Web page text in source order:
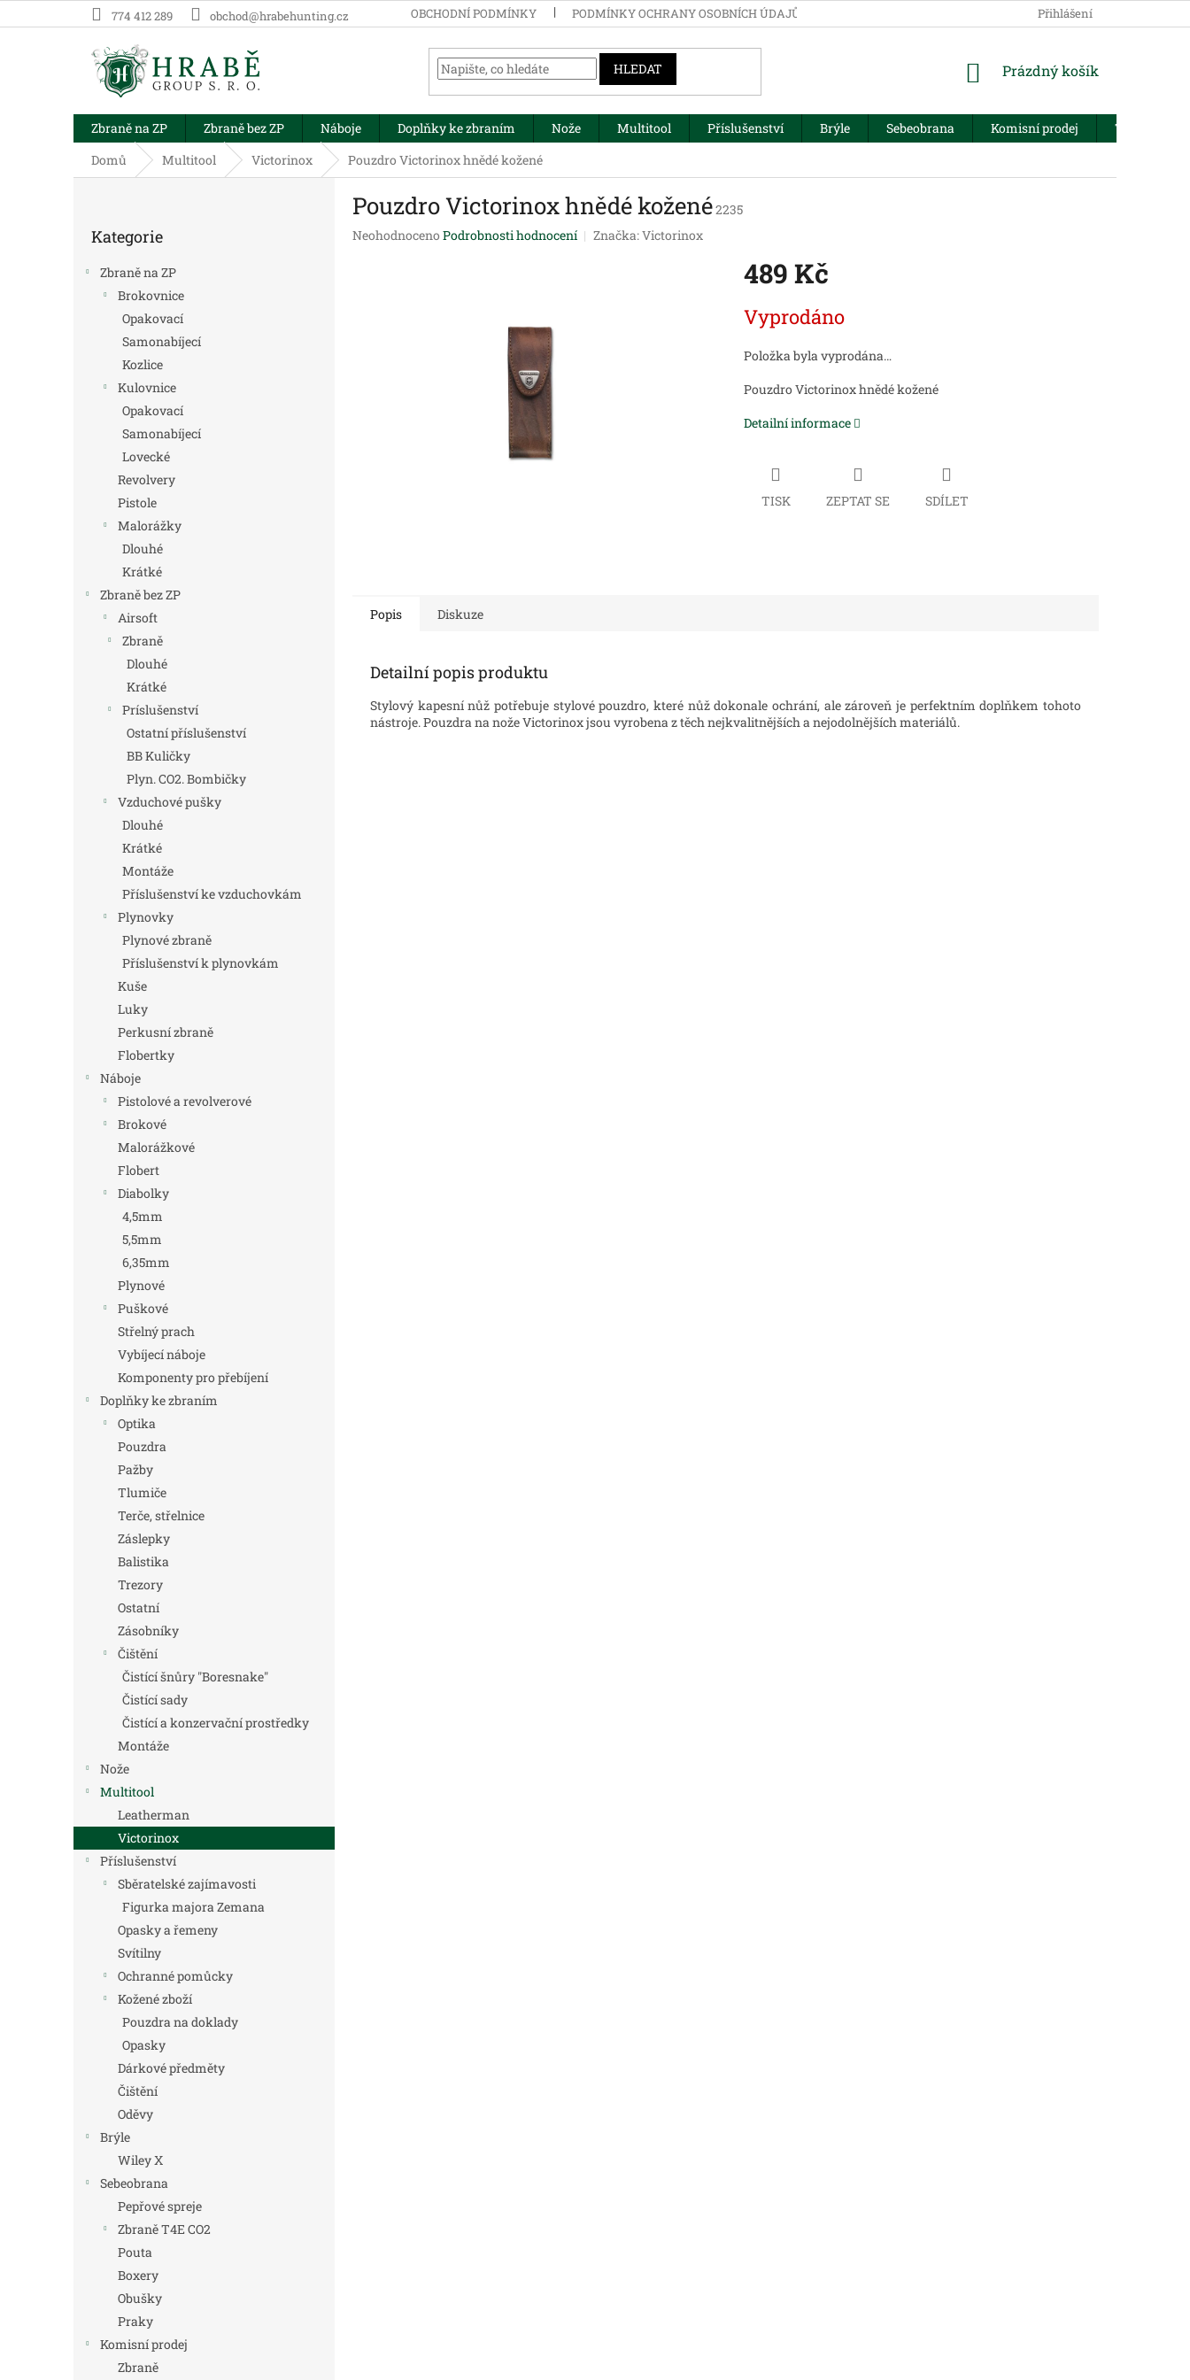
na
774 412 289 obchod@hrabehunting.cz OBCHODNÍ PODMÍNKY PODMÍNKY OCHRANY OSOBNÍCH ÚDAJŮ Přihlášení
HLEDAT
NÁKUPNÍ
Prázdný košík
Zbraně na ZP Zbraně bez ZP Náboje Doplňky ke zbraním Nože Multitool Příslušenství Brýle Sebeobrana Komisní prodej
Trezory
Domů
Multitool Victorinox Pouzdro Victorinox hnědé kožené
kategorie
Kategorie
Zbraně na ZP
Brokovnice
Opakovací
Samonabíjecí
Kozlice
Kulovnice
Opakovací
Samonabíjecí
Lovecké
Revolvery
Pistole
Malorážky
Dlouhé
Krátké
Zbraně bez ZP
Airsoft
Zbraně
Dlouhé
Krátké
Príslušenství
Ostatní příslušenství
BB Kuličky
Plyn. CO2. Bombičky
Vzduchové pušky
Dlouhé
Krátké
Montáže
Příslušenství ke vzduchovkám
Plynovky
Plynové zbraně
Příslušenství k plynovkám
Kuše
Luky
Perkusní zbraně
Flobertky
Náboje
Pistolové a revolverové
Brokové
Malorážkové
Flobert
Diabolky
4,5mm
5,5mm
6,35mm
Plynové
Puškové
Střelný prach
Vybíjecí náboje
Komponenty pro přebíjení
Doplňky ke zbraním
Optika
Pouzdra
Pažby
Tlumiče
Terče, střelnice
Záslepky
Balistika
Trezory
Ostatní
Zásobníky
Čištění
Čistící šnůry "Boresnake"
Čistící sady
Čistící a konzervační prostředky
Montáže
Nože
Multitool
Leatherman
Victorinox
Příslušenství
Sběratelské zajímavosti
Figurka majora Zemana
Opasky a řemeny
Svítilny
Ochranné pomůcky
Kožené zboží
Pouzdra na doklady
Opasky
Dárkové předměty
Čištění
Oděvy
Brýle
Wiley X
Sebeobrana
Pepřové spreje
Zbraně T4E CO2
Pouta
Boxery
Obušky
Praky
Komisní prodej
Zbraně
Pouzdro Victorinox hnědé kožené2235
Průměrné
Neohodnoceno Podrobnosti hodnocení Značka:Victorinox
489 Kč
cena:
Vyprodáno
Položka byla vyprodána…
Pouzdro Victorinox hnědé kožené
Detailní informace
TISK ZEPTAT SE SDÍLET
Popis Diskuze
Detailní popis produktu
Stylový kapesní nůž potřebuje stylové pouzdro, které nůž dokonale ochrání, ale zároveň je perfektním doplňkem tohoto
nástroje. Pouzdra na nože Victorinox jsou vyrobena z těch nejkvalitnějších a nejodolnějších materiálů.